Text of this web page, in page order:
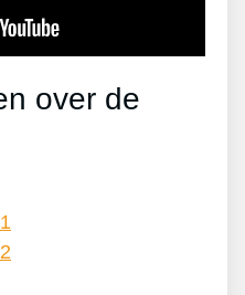
over de